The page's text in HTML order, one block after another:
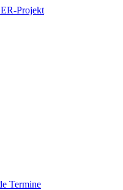
Projekt
Termine